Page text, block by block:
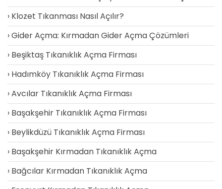
Klozet Tıkanması Nasıl Açılır?
Gider Açma: Kırmadan Gider Açma Çözümleri
Beşiktaş Tıkanıklık Açma Firması
Hadımköy Tıkanıklık Açma Firması
Avcılar Tıkanıklık Açma Firması
Başakşehir Tıkanıklık Açma Firması
Beylikdüzü Tıkanıklık Açma Firması
Başakşehir Kırmadan Tıkanıklık Açma
Bağcılar Kırmadan Tıkanıklık Açma